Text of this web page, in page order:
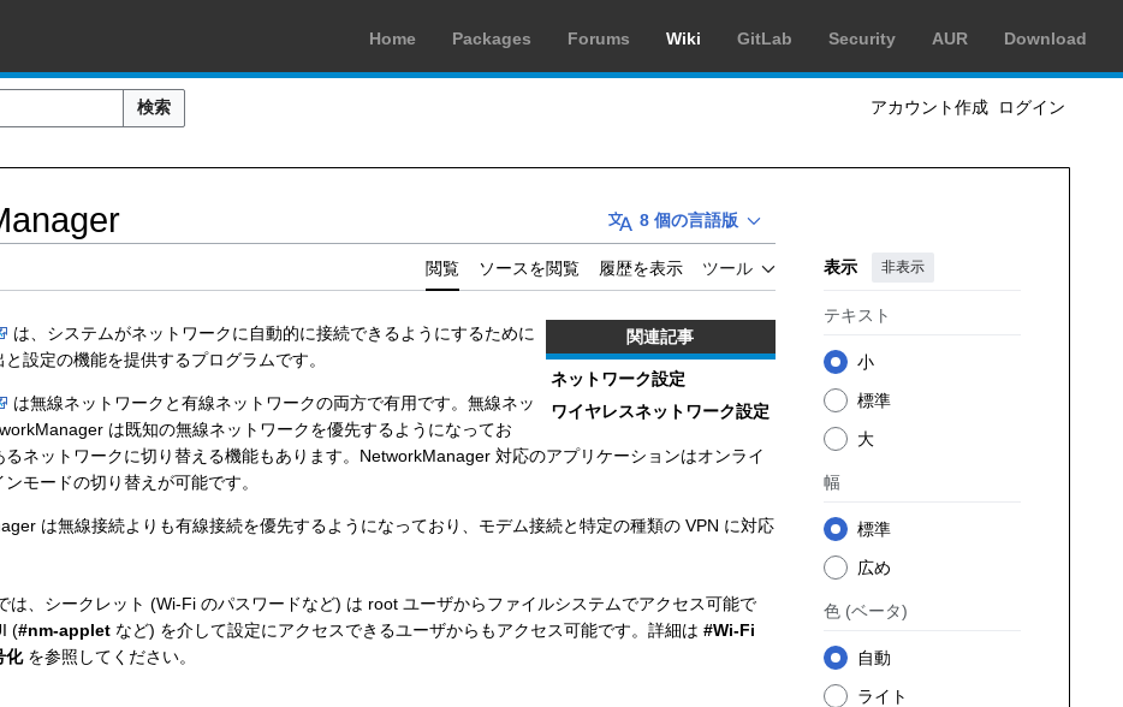
Home Packages Forums Wiki GitLab Security AUR Download
検索 アカウント作成 ログイン
8 個の言語版
閲覧 ソースを閲覧 履歴を表示 ツール 表示 非表示
テキスト
小
標準
大
幅
標準
広め
色 (ベータ)
自動
ライト
関連記事
ネットワーク設定
ワイヤレスネットワーク設定
は、システムがネットワークに自動的に接続できるようにするために
設定の機能を提供するプログラムです。
は無線ネットワークと有線ネットワークの両方で有用です。無線ネッ
は既知の無線ネットワークを優先するようになってお
るネットワークに切り替える機能もあります。NetworkManager 対応のアプリケーションはオンライ
モードの切り替えが可能です。
は無線接続よりも有線接続を優先するようになっており、モデム接続と特定の種類の VPN に対応
は、シークレット (Wi-Fi のパスワードなど) は root ユーザからファイルシステムでアクセス可能で
(#nm-applet など) を介して設定にアクセスできるユーザからもアクセス可能です。詳細は #Wi-Fi
化を参照してください。